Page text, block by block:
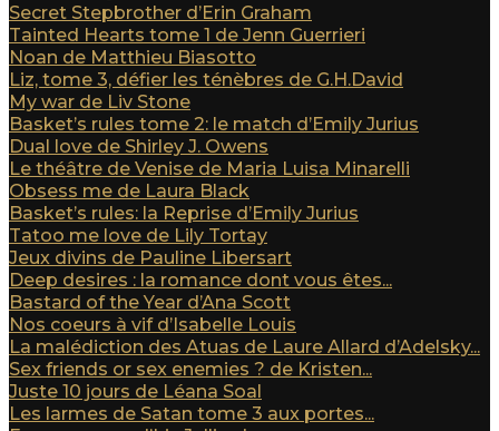
Secret Stepbrother d’Erin Graham
Tainted Hearts tome 1 de Jenn Guerrieri
Noan de Matthieu Biasotto
Liz, tome 3, défier les ténèbres de G.H.David
My war de Liv Stone
Basket’s rules tome 2: le match d’Emily Jurius
Dual love de Shirley J. Owens
Le théâtre de Venise de Maria Luisa Minarelli
Obsess me de Laura Black
Basket’s rules: la Reprise d’Emily Jurius
Tatoo me love de Lily Tortay
Jeux divins de Pauline Libersart
Deep desires : la romance dont vous êtes...
Bastard of the Year d’Ana Scott
Nos coeurs à vif d’Isabelle Louis
La malédiction des Atuas de Laure Allard d’Adelsky...
Sex friends or sex enemies ? de Kristen...
Juste 10 jours de Léana Soal
Les larmes de Satan tome 3 aux portes...